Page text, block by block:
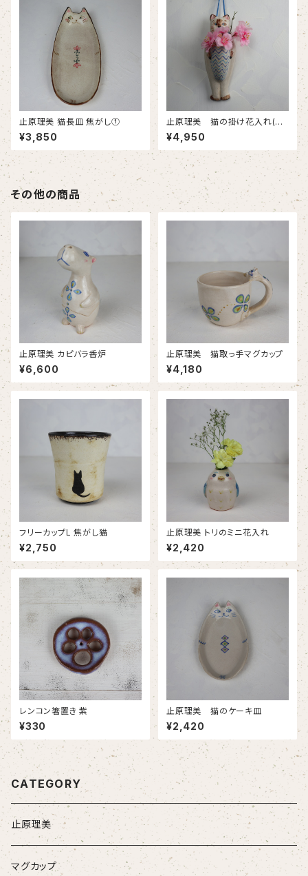
止原理美 猫長皿 焦がし①
¥3,850
止原理美 猫の掛け花入れ(シ
ャム猫)
¥4,950
その他の商品
止原理美 カピバラ香炉
¥6,600
止原理美 猫取っ手マグカップ
¥4,180
フリーカップL 焦がし猫
¥2,750
止原理美 トリのミニ花入れ
¥2,420
レンコン箸置き 紫
¥330
止原理美 猫のケーキ皿
¥2,420
CATEGORY
止原理美
マグカップ